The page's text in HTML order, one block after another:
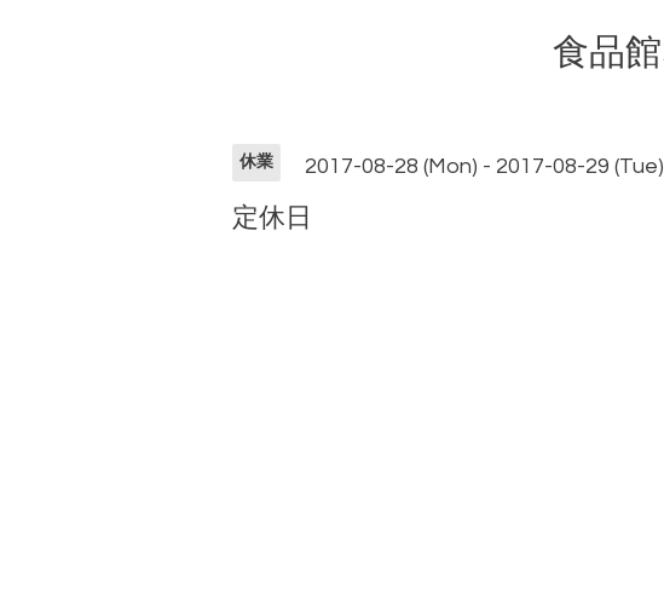
食品
休業 2017-08-28 (Mon) - 2017-08-29 (Tue)
定休日